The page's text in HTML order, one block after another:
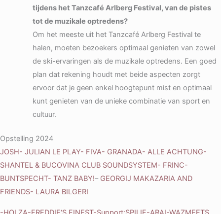
tijdens het Tanzcafé Arlberg Festival, van de pistes
tot de muzikale optredens?
Om het meeste uit het Tanzcafé Arlberg Festival te
halen, moeten bezoekers optimaal genieten van zowel
de ski-ervaringen als de muzikale optredens. Een goed
plan dat rekening houdt met beide aspecten zorgt
ervoor dat je geen enkel hoogtepunt mist en optimaal
kunt genieten van de unieke combinatie van sport en
cultuur.
Opstelling 2024
JOSH- JULIAN LE PLAY- FIVA- GRANADA- ALLE ACHTUNG-
SHANTEL & BUCOVINA CLUB SOUNDSYSTEM- FRINC-
BUNTSPECHT- TANZ BABY!–GEORGIJ MAKAZARIA AND
FRIENDS- LAURA BILGERI